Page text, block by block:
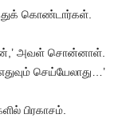
கொண்டார்கள்
,’ அவள் சொன்னாள்
செய்யேலாது …’
பிரகாசம்